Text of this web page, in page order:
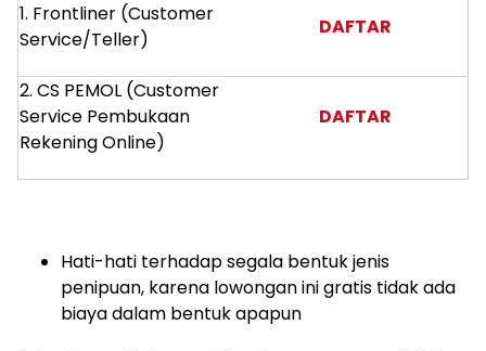
1. Frontliner (Customer
Service/Teller)
DAFTAR
2. CS PEMOL (Customer
Service Pembukaan
Rekening Online)
DAFTAR
Hati-hati terhadap segala bentuk jenis
penipuan, karena lowongan ini gratis tidak ada
biaya dalam bentuk apapun